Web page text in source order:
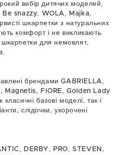
вибір дитячих моделей,
Be snazzy, WOLA , Majka,
шкарпетки з натуральних
комфорт і не викликають
шкарпетки для немовлят,
брендамиGABRIELLA ,
, Magnetis, FIORE ,Golden Lady
базові моделі, так і
слідочки, укорочені
, DERBY , PRO,STEVEN ,